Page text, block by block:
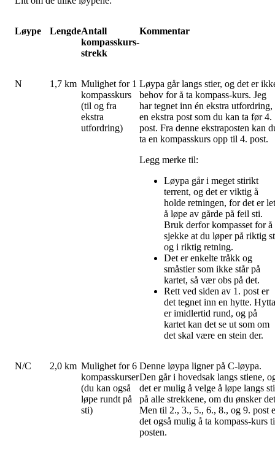
Løype LengdeAntall
kompasskurs-
strekk
Kommentar
N 1,7 km Mulighet for 1
kompasskurs
(til og fra
ekstra
utfordring)
Løypa går langs stier, og det er
behov for å ta kompass-kurs. Jeg
har tegnet inn én ekstra utfordring,
en ekstra post som du kan ta før 4.
post. Fra denne ekstraposten kan
ta en kompasskurs opp til 4. post.
Legg merke til:
Løypa går i meget stirikt
terrent, og det er viktig å
holde retningen, for det er
å løpe av gårde på feil sti.
Bruk derfor kompasset for å
sjekke at du løper på riktig
og i riktig retning.
Det er enkelte tråkk og
småstier som ikke står på
kartet, så vær obs på det.
Rett ved siden av 1. post er
det tegnet inn en hytte. Hytta
er imidlertid rund, og på
kartet kan det se ut som om
det skal være en stein der.
N/C 2,0 km Mulighet for 6
kompasskurser
(du kan også
løpe rundt på
sti)
Denne løypa ligner på C-løypa.
Den går i hovedsak langs stiene,
det er mulig å velge å løpe langs sti
på alle strekkene, om du ønsker
Men til 2., 3., 5., 6., 8., og 9. post
det også mulig å ta kompass-kurs
posten.